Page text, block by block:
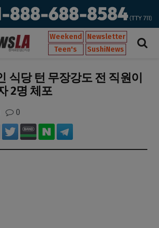
Weekend
Newsletter
Teen's
SushiNews
식당 턴 무장강도 전 직원이
2명 체포
0